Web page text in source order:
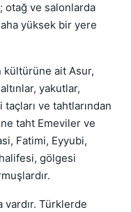
otağ ve salonlarda
yüksek bir yere
kültürüne ait Asur,
yakutlar,
ve tahtlarından
taht Emeviler ve
Fatimi, Eyyubi,
gölgesi
vardır. Türklerde